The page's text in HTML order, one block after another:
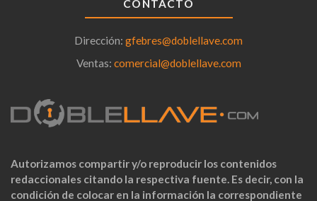
CONTACTO
Dirección: gfebres@doblellave.com
Ventas: comercial@doblellave.com
Autorizamos compartir y/o reproducir los contenidos
redaccionales citando la respectiva fuente. Es decir, con la
condición de colocar en la información la correspondiente